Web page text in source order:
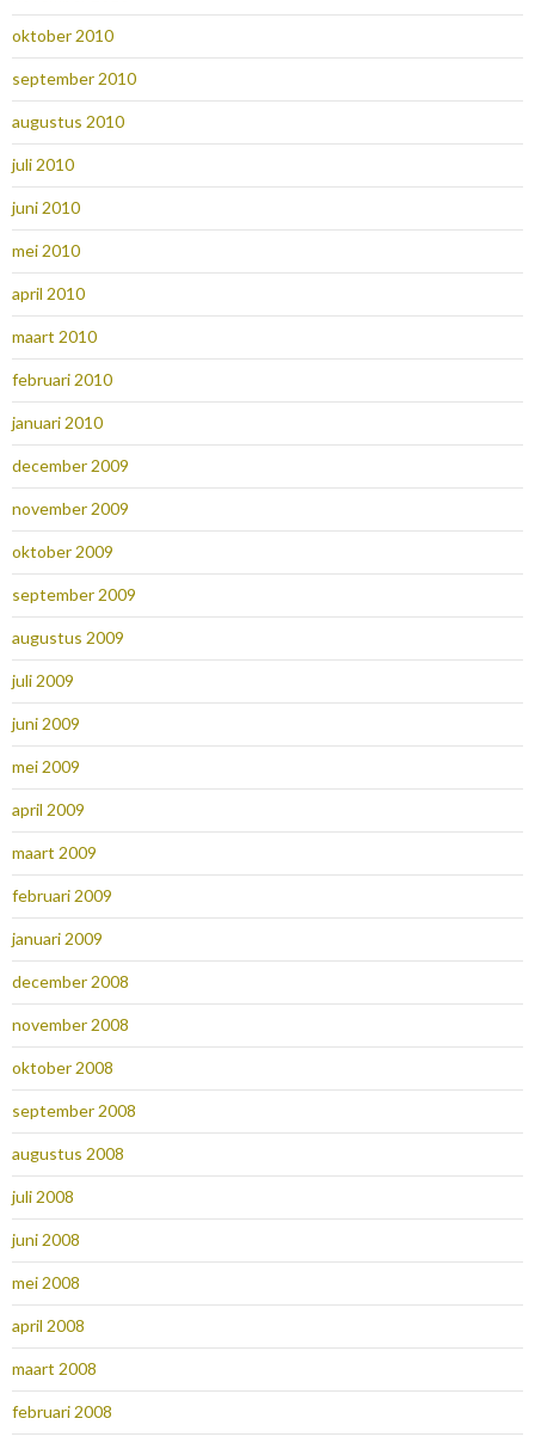
oktober 2010
september 2010
augustus 2010
juli 2010
juni 2010
mei 2010
april 2010
maart 2010
februari 2010
januari 2010
december 2009
november 2009
oktober 2009
september 2009
augustus 2009
juli 2009
juni 2009
mei 2009
april 2009
maart 2009
februari 2009
januari 2009
december 2008
november 2008
oktober 2008
september 2008
augustus 2008
juli 2008
juni 2008
mei 2008
april 2008
maart 2008
februari 2008